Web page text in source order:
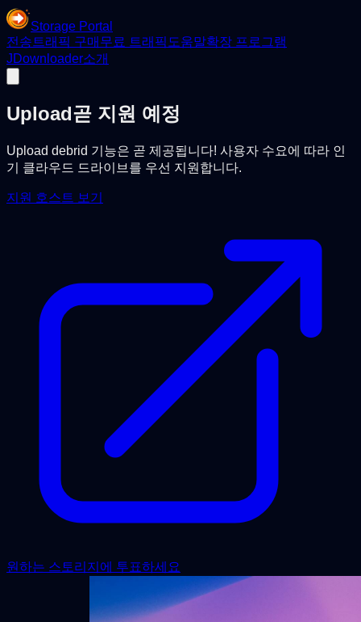
Storage Portal
전송 트래픽 구매 무료 트래픽 도움말확장 프로그램
JDownloader소개
Upload곧 지원 예정
Upload debrid 기능은 곧 제공됩니다! 사용자 수요에 따라 인
기 클라우드 드라이브를 우선 지원합니다.
지원 호스트 보기
원하는 스토리지에 투표하세요